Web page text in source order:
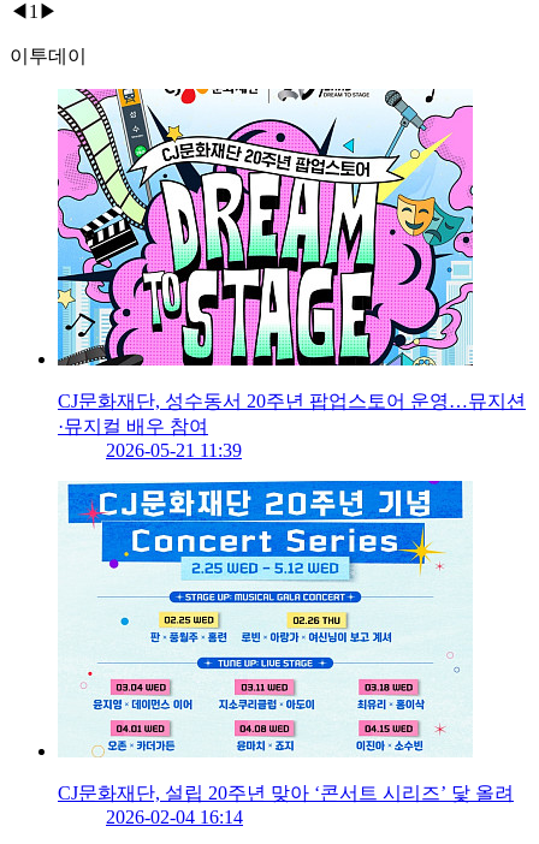
◀ 1 ▶
이투데이
CJ문화재단, 성수동서 20주년 팝업스토어 운영…뮤지션
·뮤지컬 배우 참여
2026-05-21 11:39
CJ문화재단, 설립 20주년 맞아 ‘콘서트 시리즈’ 닻 올려
2026-02-04 16:14